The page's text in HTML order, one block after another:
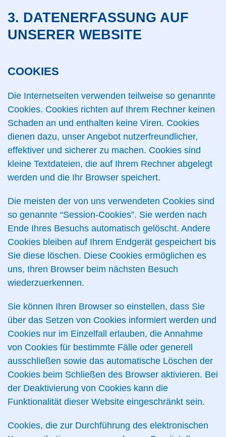
3. DATENERFASSUNG AUF
UNSERER WEBSITE
COOKIES
Die Internetseiten verwenden teilweise so genannte
Cookies. Cookies richten auf Ihrem Rechner keinen
Schaden an und enthalten keine Viren. Cookies
dienen dazu, unser Angebot nutzerfreundlicher,
effektiver und sicherer zu machen. Cookies sind
kleine Textdateien, die auf Ihrem Rechner abgelegt
werden und die Ihr Browser speichert.
Die meisten der von uns verwendeten Cookies sind
so genannte “Session-Cookies”. Sie werden nach
Ende Ihres Besuchs automatisch gelöscht. Andere
Cookies bleiben auf Ihrem Endgerät gespeichert bis
Sie diese löschen. Diese Cookies ermöglichen es
uns, Ihren Browser beim nächsten Besuch
wiederzuerkennen.
Sie können Ihren Browser so einstellen, dass Sie
über das Setzen von Cookies informiert werden und
Cookies nur im Einzelfall erlauben, die Annahme
von Cookies für bestimmte Fälle oder generell
ausschließen sowie das automatische Löschen der
Cookies beim Schließen des Browser aktivieren. Bei
der Deaktivierung von Cookies kann die
Funktionalität dieser Website eingeschränkt sein.
Cookies, die zur Durchführung des elektronischen